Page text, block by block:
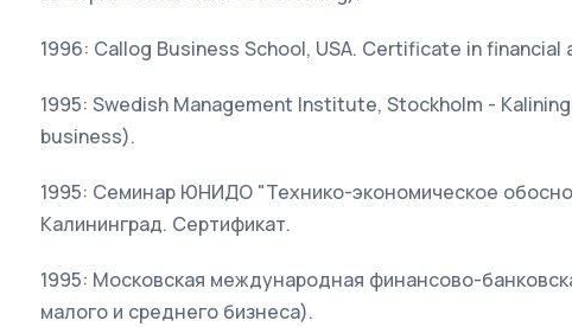
1996: Callog Business School, USA. Certificate in
1995: Swedish Management Institute, Stockholm -
business).
1995: Семинар ЮНИДО "Технико-экономическое
Калининград. Сертификат.
1995: Московская международная финансово-
малого и среднего бизнеса).